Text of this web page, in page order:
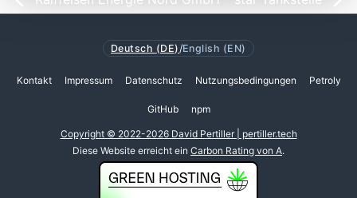
Deutsch (DE) /English (EN)
Kontakt Impressum Datenschutz Nutzungsbedingungen Petroly
GitHub npm
Copyright © 2022-2026 David Pertiller | pertiller.tech
Diese Website erreicht ein Carbon Rating von A.